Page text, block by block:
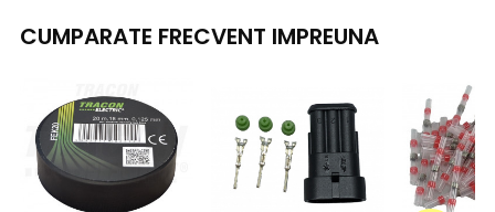
CUMPARATE FRECVENT IMPREUNA